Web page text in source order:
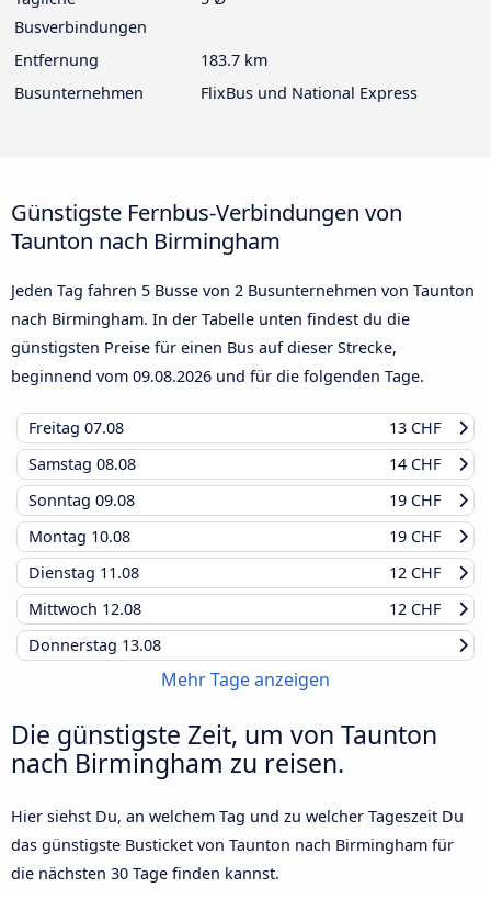
Busverbindungen
Entfernung
183.7 km
Busunternehmen
FlixBus und National Express
Günstigste Fernbus-Verbindungen von
Taunton nach Birmingham
Jeden Tag fahren 5 Busse von 2 Busunternehmen von Taunton
nach Birmingham. In der Tabelle unten findest du die
günstigsten Preise für einen Bus auf dieser Strecke,
beginnend vom 09.08.2026 und für die folgenden Tage.
Freitag 07.08
13 CHF
Samstag 08.08
14 CHF
Sonntag 09.08
19 CHF
Montag 10.08
19 CHF
Dienstag 11.08
12 CHF
Mittwoch 12.08
12 CHF
Donnerstag 13.08
Mehr Tage anzeigen
Die günstigste Zeit, um von Taunton
nach Birmingham zu reisen.
Hier siehst Du, an welchem Tag und zu welcher Tageszeit Du
das günstigste Busticket von Taunton nach Birmingham für
die nächsten 30 Tage finden kannst.